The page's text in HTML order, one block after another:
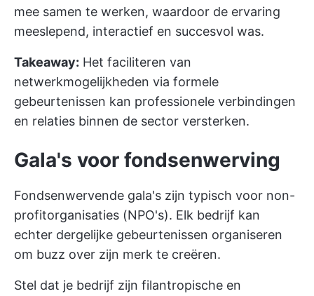
mee samen te werken, waardoor de ervaring
meeslepend, interactief en succesvol was.
Takeaway: Het faciliteren van
netwerkmogelijkheden via formele
gebeurtenissen kan professionele verbindingen
en relaties binnen de sector versterken.
Gala's voor fondsenwerving
Fondsenwervende gala's zijn typisch voor non-
profitorganisaties (NPO's). Elk bedrijf kan
echter dergelijke gebeurtenissen organiseren
om buzz over zijn merk te creëren.
Stel dat je bedrijf zijn filantropische en